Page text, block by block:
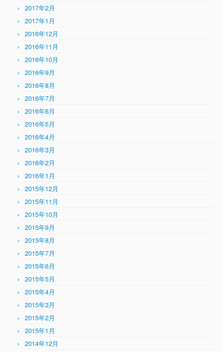
2017年2月
2017年1月
2016年12月
2016年11月
2016年10月
2016年9月
2016年8月
2016年7月
2016年6月
2016年5月
2016年4月
2016年3月
2016年2月
2016年1月
2015年12月
2015年11月
2015年10月
2015年9月
2015年8月
2015年7月
2015年6月
2015年5月
2015年4月
2015年3月
2015年2月
2015年1月
2014年12月